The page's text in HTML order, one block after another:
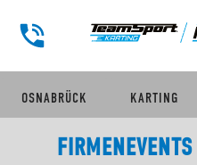
OSNABRÜCK KARTING
FIRMENEVENTS